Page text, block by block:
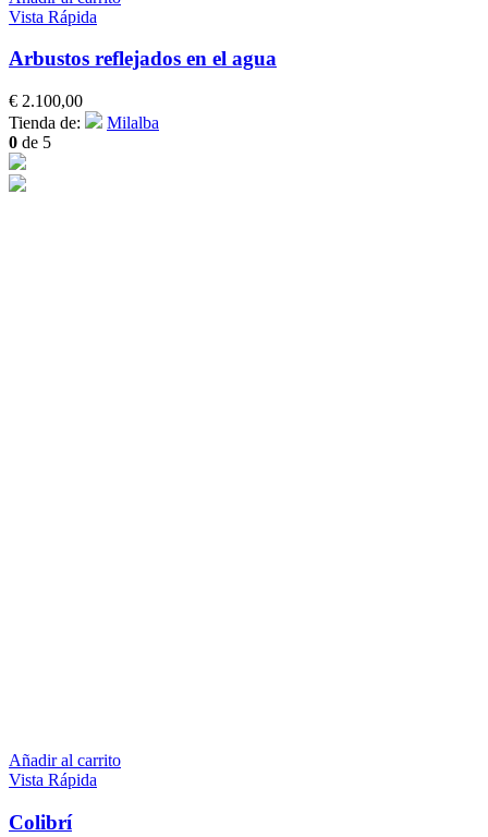
Vista Rápida
Arbustos reflejados en el agua
€ 2.100,00
Tienda de:
Milalba
0 de 5
Añadir al carrito
Vista Rápida
Colibrí